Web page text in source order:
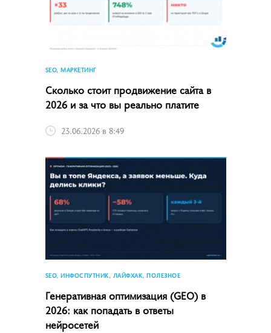
SEO, МАРКЕТИНГ
Сколько стоит продвижение сайта в
2026 и за что вы реально платите
23.06.2026 в 8:49
SEO, ИНФОСПУТНИК, ЛАЙФХАК, ПОЛЕЗНОЕ
Генеративная оптимизация (GEO) в
2026: как попадать в ответы
нейросетей